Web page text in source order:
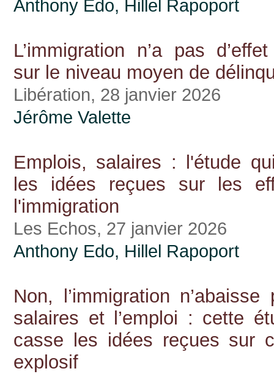
Anthony Edo, Hillel Rapoport
L’immigration n’a pas
sur le niveau moyen de
Libération, 28 janvier 2026
Jérôme Valette
Emplois, salaires : l'étude
les idées reçues sur les
l'immigration
Les Echos, 27 janvier 2026
Anthony Edo, Hillel Rapoport
Non, l’immigration
salaires et l’emploi : cette
casse les idées reçues sur
explosif